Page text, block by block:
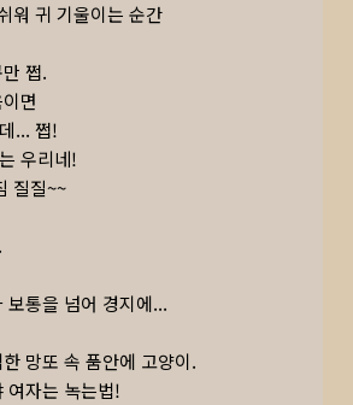
워 귀 기울이는 순간
쩝.
면
... 쩝!
우리네!
질질~~
보통을 넘어 경지에...
망또 속 품안에 고양이.
여자는 녹는법!